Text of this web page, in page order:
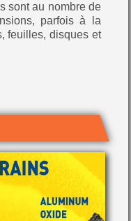
sont au nombre de
parfois à la
feuilles, disques et